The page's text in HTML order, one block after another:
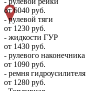
от 6040 руб.
- рулевой тяги
от 1230 руб.
- жидкости ГУР
от 1430 руб.
- рулевого наконечника
от 1090 руб.
- ремня гидроусилителя
от 1280 руб.